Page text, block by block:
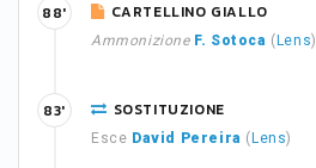
CARTELLINO GIALLO
Ammonizione F. Sotoca ( Lens)
88'
SOSTITUZIONE
Esce David Pereira ( Lens)
83'